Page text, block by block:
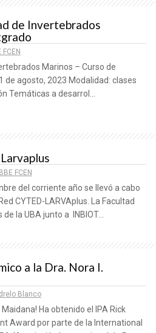
de Invertebrados
FCEN
Marinos – Curso de
de agosto, 2023 Modalidad: clases
Temáticas a desarrol...
FCEN
del corriente año se llevó a cabo
CYTED-LARVAplus. La Facultad
la UBA junto a INBIOT...
a la Dra. Nora I.
Blanco
Ha obtenido el IPA Rick
Award por parte de la International